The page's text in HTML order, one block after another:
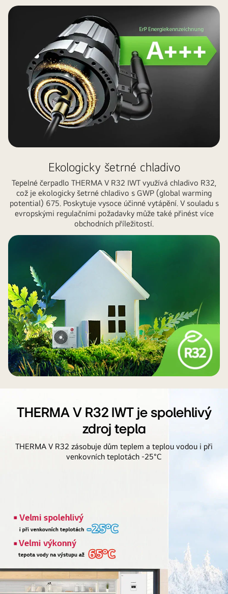
Ekologicky šetrné chladivo
Tepelné čerpadlo THERMA V R32 IWT využívá chladivo R32,
což je ekologicky šetrné chladivo s GWP (global warming
potential) 675. Poskytuje vysoce účinné vytápění. V souladu s
evropskými regulačními požadavky může také přinést více
obchodních příležitostí.
THERMA V R32 IWT je spolehlivý
zdroj tepla
THERMA V R32 zásobuje dům teplem a teplou vodou i při
venkovních teplotách -25°C